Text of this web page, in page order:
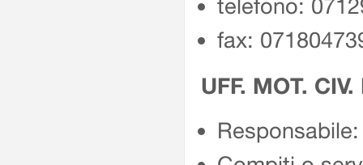
telefono:
fax:
UFF. MOT.